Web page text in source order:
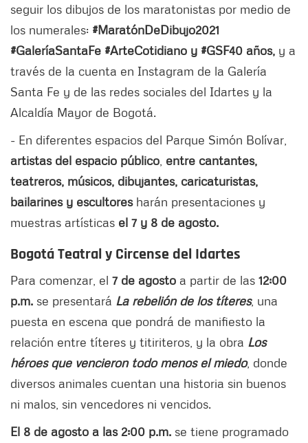
seguir los dibujos de los maratonistas por medio de
los numerales: #MaratónDeDibujo2021
#GaleríaSantaFe #ArteCotidiano y #GSF40 años, y a
través de la cuenta en Instagram de la Galería
Santa Fe y de las redes sociales del Idartes y la
Alcaldía Mayor de Bogotá.
- En diferentes espacios del Parque Simón Bolívar,
artistas del espacio público entre cantantes,
teatreros, músicos, dibujantes, caricaturistas,
bailarines y escultoresharán presentaciones y
muestras artísticas el 7 y 8 de agosto.
Bogotá Teatral y Circense del Idartes
Para comenzar, el 7 de agosto a partir de las 12:00
p.m. se presentará La rebelión de los títeres, una
puesta en escena que pondrá de manifiesto la
relación entre títeres y titiriteros, y la obra Los
héroes que vencieron todo menos el miedo, donde
diversos animales cuentan una historia sin buenos
ni malos, sin vencedores ni vencidos.
El 8 de agosto a las 2:00 p.m. se tiene programado